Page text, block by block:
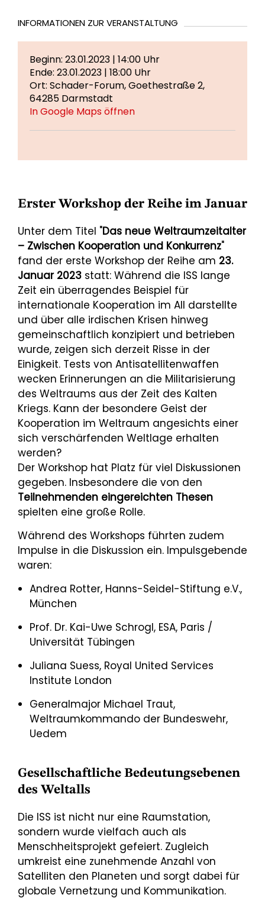
INFORMATIONEN ZUR VERANSTALTUNG
Beginn: 23.01.2023 | 14:00 Uhr
Ende: 23.01.2023 | 18:00 Uhr
Ort: Schader-Forum, Goethestraße 2,
64285 Darmstadt
In Google Maps öffnen
Erster Workshop der Reihe im Januar
Unter dem Titel "Das neue Weltraumzeitalter
– Zwischen Kooperation und Konkurrenz"
fand der erste Workshop der Reihe am 23.
Januar 2023 statt: Während die ISS lange
Zeit ein überragendes Beispiel für
internationale Kooperation im All darstellte
und über alle irdischen Krisen hinweg
gemeinschaftlich konzipiert und betrieben
wurde, zeigen sich derzeit Risse in der
Einigkeit. Tests von Antisatellitenwaffen
wecken Erinnerungen an die Militarisierung
des Weltraums aus der Zeit des Kalten
Kriegs. Kann der besondere Geist der
Kooperation im Weltraum angesichts einer
sich verschärfenden Weltlage erhalten
werden?
Der Workshop hat Platz für viel Diskussionen
gegeben. Insbesondere die von den
Teilnehmenden eingereichten Thesen
spielten eine große Rolle.
Während des Workshops führten zudem
Impulse in die Diskussion ein. Impulsgebende
waren:
Andrea Rotter, Hanns-Seidel-Stiftung e.V.,
München
Prof. Dr. Kai-Uwe Schrogl, ESA, Paris /
Universität Tübingen
Juliana Suess, Royal United Services
Institute London
Generalmajor Michael Traut,
Weltraumkommando der Bundeswehr,
Uedem
Gesellschaftliche Bedeutungsebenen
des Weltalls
Die ISS ist nicht nur eine Raumstation,
sondern wurde vielfach auch als
Menschheitsprojekt gefeiert. Zugleich
umkreist eine zunehmende Anzahl von
Satelliten den Planeten und sorgt dabei für
globale Vernetzung und Kommunikation.